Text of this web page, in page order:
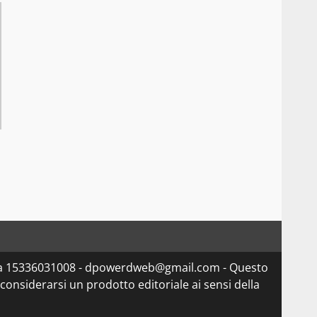
- dpowerdweb@gmail.com - Questo
un prodotto editoriale ai sensi della